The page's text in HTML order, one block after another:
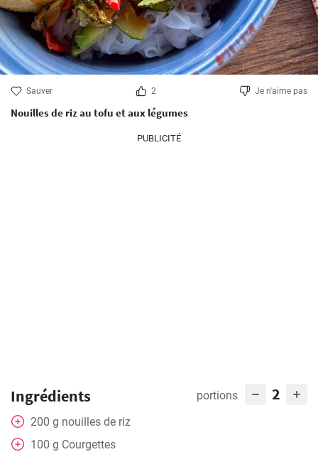
Sauver 2 Je n'aime pas
Nouilles de riz au tofu et aux légumes
PUBLICITÉ
Ingrédients portions 2
200 g nouilles de riz
100 g Courgettes